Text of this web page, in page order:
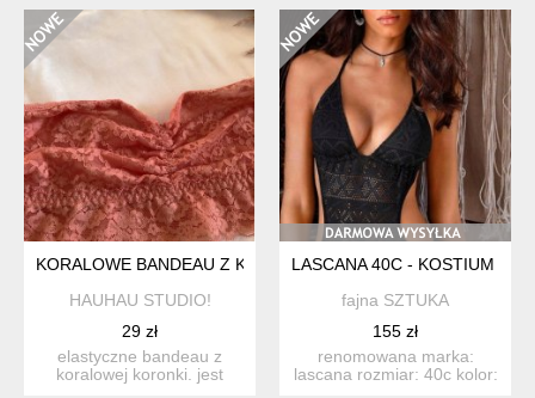
KORALOWE BANDEAU Z KORONKI
HAUHAU STUDIO!
29 zł
elastyczne bandeau z
koralowej koronki. jest
LASCANA 40C - KOSTIUM
fajna SZTUKA
155 zł
renomowana marka:
lascana rozmiar: 40c kolor: